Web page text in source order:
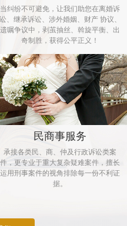
当纠纷不可避免，让我们助您在离婚诉
讼、继承诉讼、涉外婚姻、财产 协议、
遗嘱争议中，剥茧抽丝、斡旋平衡、出
奇制胜，获得公平正义！
民商事服务
承接各类民、商、仲及行政诉讼类案
件，更专业于重大复杂疑难案件，擅长
运用刑事案件的视角排除每一份不利证
据。